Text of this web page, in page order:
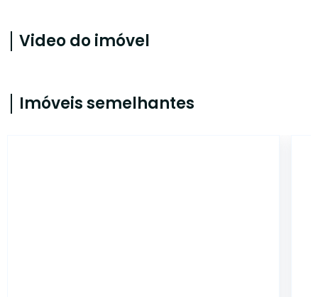
Video do imóvel
Imóveis semelhantes